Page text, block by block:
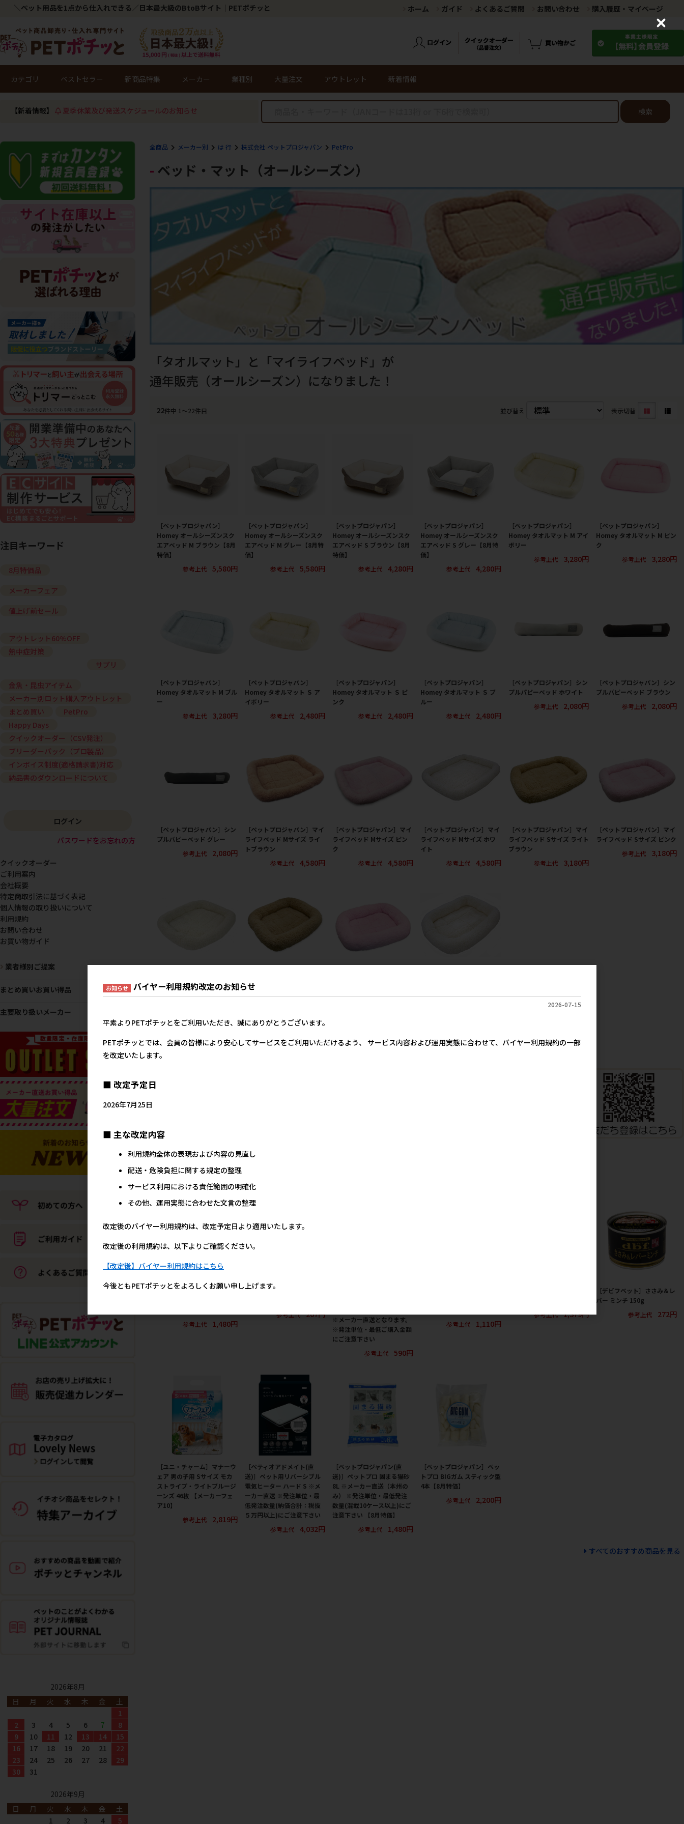
＼ペット用品を1点から仕入れできる／日本最大級のBtoBサイト｜PETポチッと ホーム ガイド よくあるご質問 お問い合わせ 購入履歴・マイページ
カテゴリ ベストセラー 新商品特集 メーカー 業種別 大量注文 アウトレット 新着情報
【新着情報】 夏季休業及び発送スケジュールのお知らせ 検索
全商品 メーカー別 は 行 株式会社 ペットプロジャパン PetPro
ベッド・マット（オールシーズン）
「タオルマット」と「マイライフベッド」が
通年販売（オールシーズン）になりました！
22件中 1〜22件目 並び替え 表示切替
［ペットプロジャパン］
Homey オールシーズンスク
エアベッド M ブラウン【8月
特価】
参考上代
5,580円
［ペットプロジャパン］
Homey オールシーズンスク
エアベッド M グレー【8月特
価】
参考上代
5,580円
［ペットプロジャパン］
Homey オールシーズンスク
エアベッド S ブラウン【8月
特価】
参考上代
4,280円
［ペットプロジャパン］
Homey オールシーズンスク
エアベッド S グレー【8月特
価】
参考上代
4,280円
［ペットプロジャパン］
Homey タオルマット M アイ
ボリー
参考上代
3,280円
［ペットプロジャパン］
Homey タオルマット M ピン
ク
参考上代
3,280円
［ペットプロジャパン］
Homey タオルマット M ブル
ー
参考上代
3,280円
［ペットプロジャパン］
Homey タオルマット Ｓ ア
イボリー
参考上代
2,480円
［ペットプロジャパン］
Homey タオルマット Ｓ ピ
ンク
参考上代
2,480円
［ペットプロジャパン］
Homey タオルマット Ｓ ブ
ルー
参考上代
2,480円
［ペットプロジャパン］シン
プルパピーベッド ホワイト
参考上代
2,080円
［ペットプロジャパン］シン
プルパピーベッド ブラウン
参考上代
2,080円
［ペットプロジャパン］シン
プルパピーベッド グレー
参考上代
2,080円
［ペットプロジャパン］マイ
ライフベッド Mサイズ ライ
トブラウン
参考上代
4,580円
［ペットプロジャパン］マイ
ライフベッド Mサイズ ピン
ク
参考上代
4,580円
［ペットプロジャパン］マイ
ライフベッド Mサイズ ホワ
イト
参考上代
4,580円
［ペットプロジャパン］マイ
ライフベッド Sサイズ ライト
ブラウン
参考上代
3,180円
［ペットプロジャパン］マイ
ライフベッド Sサイズ ピンク
参考上代
3,180円
ライフベッド Sサイズ ホワイ
ト
ライフベッド SSサイズ ライ
トブラウン
ライフベッド SSサイズ ピン
イト
おすすめ商品
［ペットプロジャパン］ペッ
参考上代
1,480円
［デビフペット］スナックボ
参考上代 267円
※メーカー直送となります。
※発注単位・最低ご購入金額
にご注意下さい
参考上代
590円
参考上代
1,110円
参考上代 1,379円
［デビフペット］ささみ＆レ
バー ミンチ 150g
参考上代
272円
［ユニ・チャーム］マナーウ
ェア 男の子用 Sサイズ モカ
ストライプ・ライトブルージ
ーンズ 46枚 【メーカーフェ
ア10】
参考上代
2,819円
［ペティオアドメイト(直
送)］ペット用リバーシブル
電気ヒーター ハード S ※メ
ーカー直送 ※発注単位・最
低発注数量(納価合計：税抜
５万円以上)にご注意下さい
参考上代
4,032円
［ペットプロジャパン(直
送)］ペットプロ 固まる猫砂
8L ※メーカー直送（本州の
み） ※発注単位・最低発注
数量(混載10ケース以上)にご
注意下さい 【8月特価】
参考上代
1,480円
［ペットプロジャパン］ペッ
トプロ BIGガム スティック型
4本【8月特価】
参考上代
2,200円
すべてのおすすめ商品を見る
注目キーワード
8月特価品
メーカーフェア
値上げ前セール
アウトレット60%OFF
熱中症対策
サプリ
金魚・昆虫アイテム
メーカー別ロット購入アウトレット
まとめ買い
PetPro
Happy Days
クイックオーダー（CSV発注）
ブリーダーパック（プロ製品）
インボイス制度(適格請求書)対応
納品書のダウンロードについて
ログイン
パスワードをお忘れの方
クイックオーダー
ご利用案内
会社概要
特定商取引法に基づく表記
個人情報の取り扱いについて
利用規約
お問い合わせ
お買い物ガイド
業者様別ご提案
まとめ買いお買い得品
主要取り扱いメーカー
2026年8月
日
月 火 水 木 金
土
1
2
3 4 5 6 7
8
9
10 11 12 13 14
15
16
17 18 19 20 21
22
23
24 25 26 27 28
29
30
31
2026年9月
日
月 火 水 木 金
土
1
2 3 4 5
お知らせ バイヤー利用規約改定のお知らせ
2026-07-15
平素よりPETポチッとをご利用いただき、誠にありがとうございます。
PETポチッとでは、会員の皆様により安心してサービスをご利用いただけるよう、 サービス内容および運用実態に合わせて、バイヤー利用規約の一部
を改定いたします。
■ 改定予定日
2026年7月25日
■ 主な改定内容
利用規約全体の表現および内容の見直し
配送・危険負担に関する規定の整理
サービス利用における責任範囲の明確化
その他、運用実態に合わせた文言の整理
改定後のバイヤー利用規約は、改定予定日より適用いたします。
改定後の利用規約は、以下よりご確認ください。
【改定後】バイヤー利用規約はこちら
今後ともPETポチッとをよろしくお願い申し上げます。
C
o
s
e